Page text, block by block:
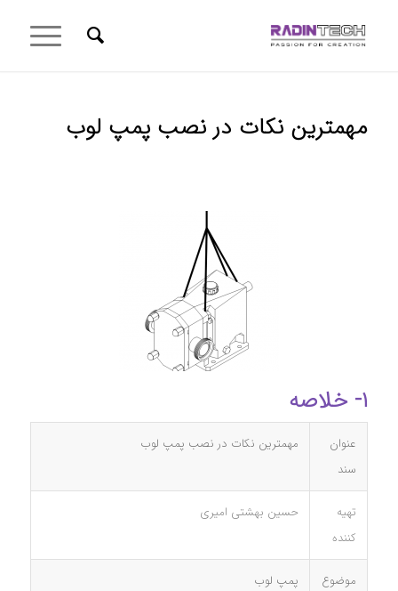
مهمترین نکات در نصب پمپ لوب
۱- خلاصه
عنوان
سند
مهمترین نکات در نصب پمپ لوب
تهیه
کننده
حسین بهشتی امیری
موضوع پمپ لوب